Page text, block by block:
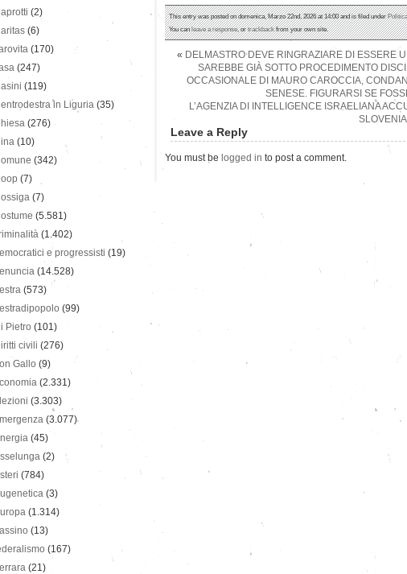
This entry was posted on domenica, Marzo 22nd, 2026 at 14:00 and is filed underPolitica
You canleave a response, ortrackbackfrom your own site.
« DELMASTRO DEVE RINGRAZIARE DI ESSERE
SAREBBE GIÀ SOTTO PROCEDIMENTO
OCCASIONALE DI MAURO CAROCCIA,
SENESE. FIGURARSI SE
L’AGENZIA DI INTELLIGENCE ISRAELIANA
SLOVENIA
Leave a Reply
You must be logged in to post a comment.
(2)
(6)
(170)
(247)
(119)
in Liguria (35)
(276)
(10)
(342)
(7)
(7)
(5.581)
(1.402)
e progressisti (19)
(14.528)
(573)
(99)
Pietro (101)
civili (276)
Gallo (9)
(2.331)
(3.303)
(3.077)
(45)
(2)
(784)
(3)
(1.314)
(13)
(167)
(21)